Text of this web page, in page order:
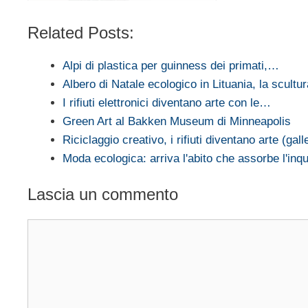
Related Posts:
Alpi di plastica per guinness dei primati,…
Albero di Natale ecologico in Lituania, la
I rifiuti elettronici diventano arte con le…
Green Art al Bakken Museum di Minneapolis
Riciclaggio creativo, i rifiuti diventano arte
Moda ecologica: arriva l'abito che assorbe
Lascia un commento